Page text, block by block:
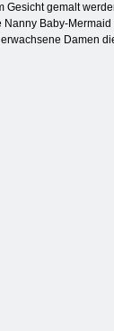
Gesicht gemalt
Nanny Baby-
Damen